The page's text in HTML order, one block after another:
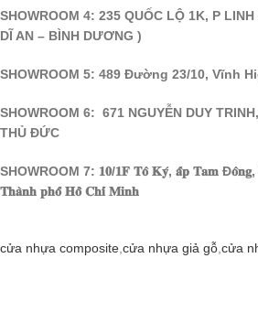
SHOWROOM 4: 235 QUỐC LỘ 1K, P
DĨ AN – BÌNH DƯƠNG )
SHOWROOM 5: 489 Đường 23/10, Vĩnh
SHOWROOM 6: 671 NGUYỄN DUY
THỦ ĐỨC
SHOWROOM 7: 𝟏𝟎/𝟏𝐅 𝐓𝐨̂ 𝐊𝐲́, 𝐚̂́𝐩 𝐓𝐚𝐦
𝐓𝐡𝐚̀𝐧𝐡 𝐩𝐡𝐨̂́ 𝐇𝐨̂̀ 𝐂𝐡𝐢́ 𝐌𝐢𝐧𝐡
cửa nhựa composite cửa nhựa giả gỗ cửa